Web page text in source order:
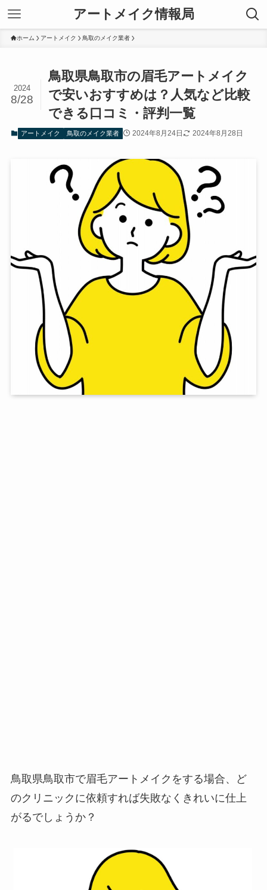
アートメイク情報局
ホーム アートメイク 鳥取のメイク業者
鳥取県鳥取市の眉毛アートメイク
で安いおすすめは？人気など比較
できる口コミ・評判一覧
2024
8/28
アートメイク 鳥取のメイク業者 2024年8月24日 2024年8月28日
鳥取県鳥取市で眉毛アートメイクをする場合、
ど
のクリニックに依頼すれば失敗なくきれいに仕上
がるでしょうか？